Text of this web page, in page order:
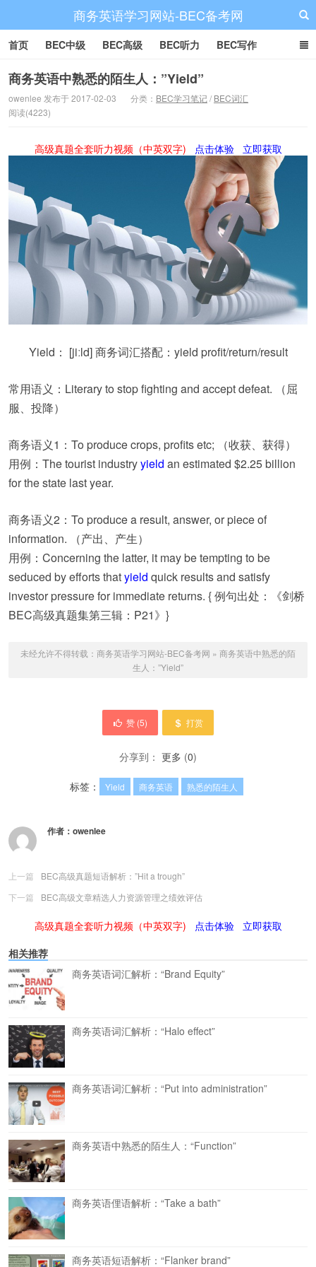
商务英语学习网站-BEC备考网
首页 BEC中级 BEC高级 BEC听力 BEC写作
BEC阅读 BEC词汇 BEC视频 BEC真题
商务英语中熟悉的陌生人：”Yield”
owenlee 发布于 2017-02-03 分类： BEC学习笔记/ BEC词汇
阅读(4223)
高级真题全套听力视频（中英双字) 点击体验 立即获取
Yield： [jiːld] 商务词汇搭配：yield profit/return/result
常用语义：Literary to stop fighting and accept defeat. （屈
服、投降）
商务语义1：To produce crops, profits etc; （收获、获得）
用例：The tourist industryyield an estimated $2.25 billion
for the state last year.
商务语义2：To produce a result, answer, or piece of
information. （产出、产生）
用例：Concerning the latter, it may be tempting to be
seduced by efforts thatyield quick results and satisfy
investor pressure for immediate returns. { 例句出处：《剑桥
BEC高级真题集第三辑：P21》}
未经允许不得转载： 商务英语学习网站-BEC备考网 » 商务英语中熟悉的陌
生人：”Yield”
赞 (5) 打赏
分享到： 更多 (0)
标签： Yield 商务英语 熟悉的陌生人
作者： owenlee
上一篇
BEC高级真题短语解析：”Hit a trough”
下一篇
BEC高级文章精选人力资源管理之绩效评估
高级真题全套听力视频（中英双字) 点击体验
立即获取
相关推荐
商务英语词汇解析：“Brand Equity”
商务英语词汇解析：“Halo effect”
商务英语词汇解析：“Put into administration”
商务英语中熟悉的陌生人：“Function”
商务英语俚语解析：“Take a bath”
商务英语短语解析：“Flanker brand”